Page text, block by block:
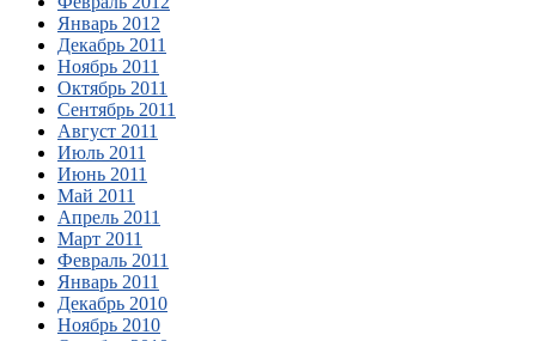
Январь 2012
Декабрь 2011
Ноябрь 2011
Октябрь 2011
Сентябрь 2011
Август 2011
Июль 2011
Июнь 2011
Май 2011
Апрель 2011
Март 2011
Февраль 2011
Январь 2011
Декабрь 2010
Ноябрь 2010